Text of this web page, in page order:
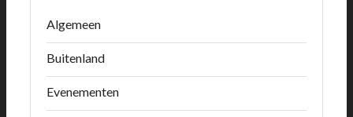
Algemeen
Buitenland
Evenementen